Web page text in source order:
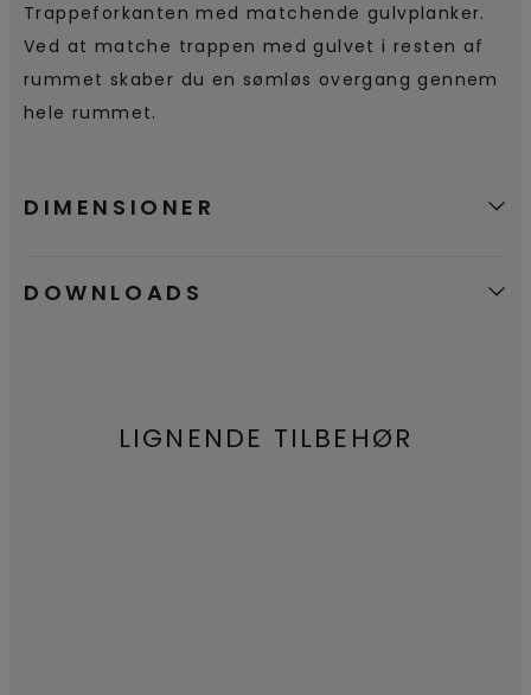
Trappeforkanten med matchende gulvplanker.
Ved at matche trappen med gulvet i resten af
rummet skaber du en sømløs overgang gennem
hele rummet.
DIMENSIONER
DOWNLOADS
LIGNENDE TILBEHØR